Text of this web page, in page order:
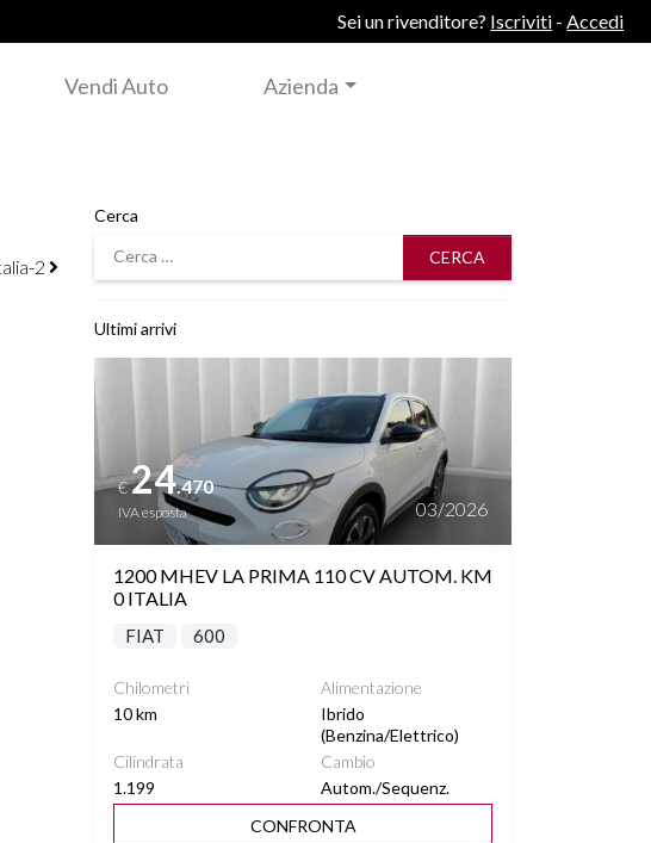
Sei un rivenditore? Iscriviti - Accedi
Vendi Auto Azienda
2
Cerca
Cerca
Ultimi arrivi
€24.470
IVA esposta 03/2026
1200 MHEV LA PRIMA 110 CV AUTOM. KM
0 ITALIA
FIAT 600
Chilometri
10 km
Alimentazione
Ibrido
(Benzina/Elettrico)
Cilindrata
1.199
Cambio
Autom./Sequenz.
CONFRONTA